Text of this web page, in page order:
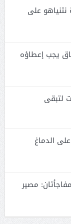
نتنياهو على
يجب إعطاؤه
لتبقى
الدماغ
مصير